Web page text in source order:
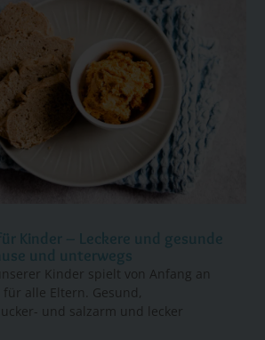
Kinder – Leckere und gesunde
und unterwegs
Kinder spielt von Anfang an
alle Eltern. Gesund,
und salzarm und lecker